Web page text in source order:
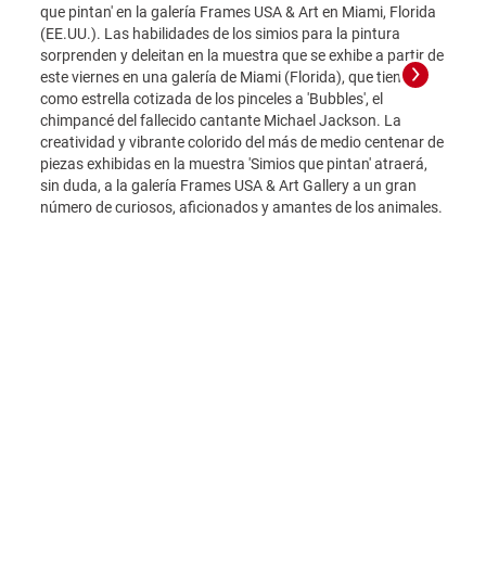
que pintan' en la galería Frames USA & Art en Miami, Florida
(EE.UU.). Las habilidades de los simios para la pintura
sorprenden y deleitan en la muestra que se exhibe a partir de
este viernes en una galería de Miami (Florida), que tiene
como estrella cotizada de los pinceles a 'Bubbles', el
chimpancé del fallecido cantante Michael Jackson. La
creatividad y vibrante colorido del más de medio centenar de
piezas exhibidas en la muestra 'Simios que pintan' atraerá,
sin duda, a la galería Frames USA & Art Gallery a un gran
número de curiosos, aficionados y amantes de los animales.